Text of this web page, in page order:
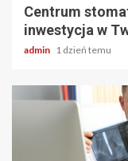
Centrum
inwestycja w
admin 1 dzień temu